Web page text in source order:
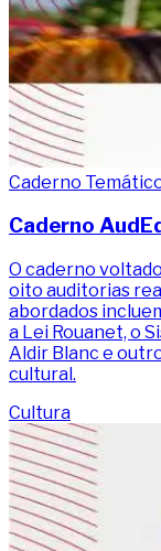
Caderno
Caderno
O caderno
oito auditorias
abordados
a Lei Rouanet, o
Aldir Blanc e
cultural.
Cultura